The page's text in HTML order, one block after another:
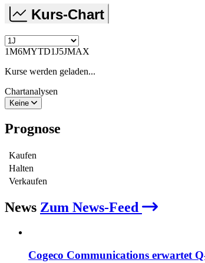
Kurs-Chart
1M6MYTD1J5JMAX
Kurse werden geladen...
Chartanalysen
Keine
Prognose
Kaufen
Halten
Verkaufen
News Zum News-Feed
Cogeco Communications erwartet